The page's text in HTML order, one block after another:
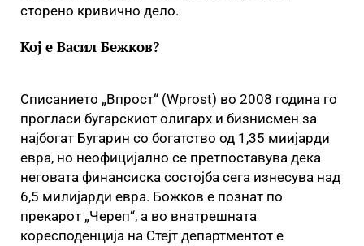
сторено кривично дело.
Кој е Васил Бежков?
Списанието „Впрост“ (Wprost) во 2008 година го
прогласи бугарскиот олигарх и бизнисмен за
најбогат Бугарин со богатство од 1,35 миијарди
евра, но неофицијално се претпоставува дека
неговата финансиска состојба сега изнесува над
6,5 милијарди евра. Божков е познат по
прекарот „Череп“, а во внатрешната
коресподенција на Стејт департментот е